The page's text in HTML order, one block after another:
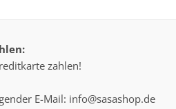
zahlen!
E-Mail: info@sasashop.de